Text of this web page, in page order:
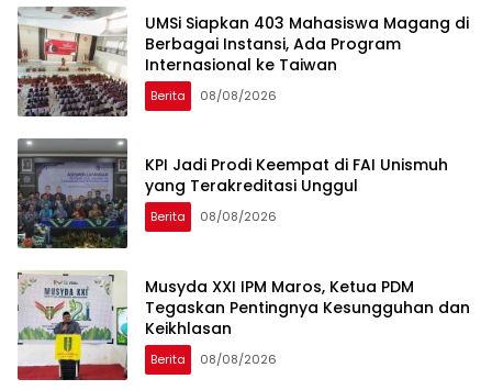
UMSi Siapkan 403 Mahasiswa Magang di
Berbagai Instansi, Ada Program
Internasional ke Taiwan
Berita 08/08/2026
KPI Jadi Prodi Keempat di FAI Unismuh
yang Terakreditasi Unggul
Berita 08/08/2026
Musyda XXI IPM Maros, Ketua PDM
Tegaskan Pentingnya Kesungguhan dan
Keikhlasan
Berita 08/08/2026